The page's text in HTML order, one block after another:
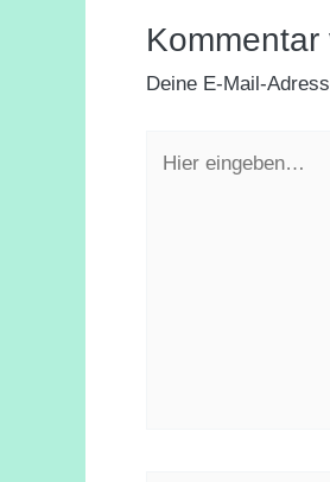
Kommentar
Deine E-Mail-
eingeben…